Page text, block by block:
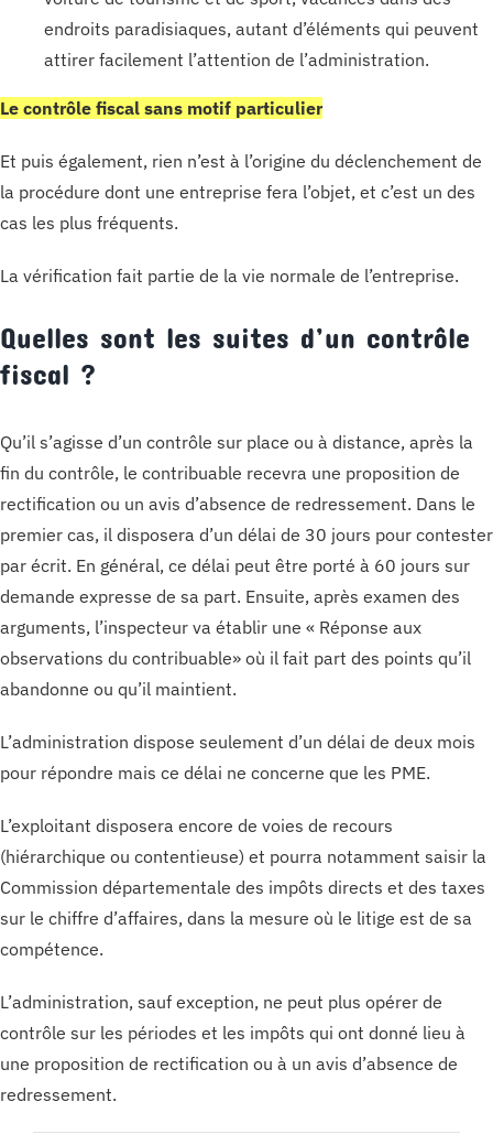
endroits paradisiaques, autant d’éléments qui peuvent
attirer facilement l’attention de l’administration.
Le contrôle fiscal sans motif particulier
Et puis également, rien n’est à l’origine du déclenchement de
la procédure dont une entreprise fera l’objet, et c’est un des
cas les plus fréquents.
La vérification fait partie de la vie normale de l’entreprise.
Quelles sont les suites d’un contrôle
fiscal ?
Qu’il s’agisse d’un contrôle sur place ou à distance, après la
fin du contrôle, le contribuable recevra une proposition de
rectification ou un avis d’absence de redressement. Dans le
premier cas, il disposera d’un délai de 30 jours pour contester
par écrit. En général, ce délai peut être porté à 60 jours sur
demande expresse de sa part. Ensuite, après examen des
arguments, l’inspecteur va établir une « Réponse aux
observations du contribuable» où il fait part des points qu’il
abandonne ou qu’il maintient.
L’administration dispose seulement d’un délai de deux mois
pour répondre mais ce délai ne concerne que les PME.
L’exploitant disposera encore de voies de recours
(hiérarchique ou contentieuse) et pourra notamment saisir la
Commission départementale des impôts directs et des taxes
sur le chiffre d’affaires, dans la mesure où le litige est de sa
compétence.
L’administration, sauf exception, ne peut plus opérer de
contrôle sur les périodes et les impôts qui ont donné lieu à
une proposition de rectification ou à un avis d’absence de
redressement.